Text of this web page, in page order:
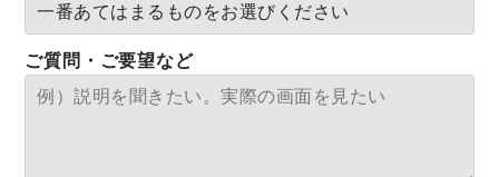
ご質問・ご要望など